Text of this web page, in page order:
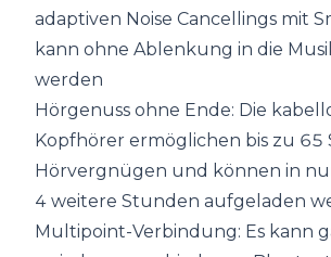
adaptiven Noise Cancellings mit
kann ohne Ablenkung in die
werden
Hörgenuss ohne Ende: Die
Kopfhörer ermöglichen bis zu 65
Hörvergnügen und können in
4 weitere Stunden aufgeladen
Multipoint-Verbindung: Es kann